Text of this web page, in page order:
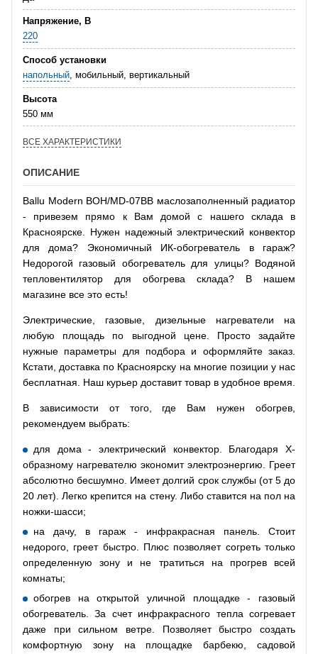
Напряжение, В
220
Способ установки
напольный, мобильный, вертикальный
Высота
550 мм
ВСЕ ХАРАКТЕРИСТИКИ
ОПИСАНИЕ
Ballu Modern BOH/MD-07BB маслозаполненный радиатор
- привезем прямо к Вам домой с нашего склада в
Красноярске. Нужен надежный электрический конвектор
для дома? Экономичный ИК-обогреватель в гараж?
Недорогой газовый обогреватель для улицы? Водяной
тепловентилятор для обогрева склада? В нашем
магазине все это есть!
Электрические, газовые, дизельные нагреватели на
любую площадь по выгодной цене. Просто задайте
нужные параметры для подбора и оформляйте заказ.
Кстати, доставка по Красноярску на многие позиции у нас
бесплатная. Наш курьер доставит товар в удобное время.
В зависимости от того, где Вам нужен обогрев,
рекомендуем выбрать:
для дома - электрический конвектор. Благодаря Х-
образному нагревателю экономит электроэнергию. Греет
абсолютно бесшумно. Имеет долгий срок службы (от 5 до
20 лет). Легко крепится на стену. Либо ставится на пол на
ножки-шасси;
на дачу, в гараж - инфракрасная панель. Стоит
недорого, греет быстро. Плюс позволяет согреть только
определенную зону и не тратиться на прогрев всей
комнаты;
обогрев на открытой уличной площадке - газовый
обогреватель. За счет инфракрасного тепла согревает
даже при сильном ветре. Позволяет быстро создать
комфортную зону на площадке барбекю, садовой